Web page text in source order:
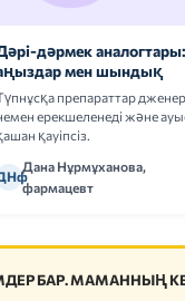
дәрмек аналогтары:
мен шындық
препараттар
ерекшеленеді және
қауіпсіз.
Дана Нұрмұханова,
фармацевт
БАР. МАМАННЫҢ